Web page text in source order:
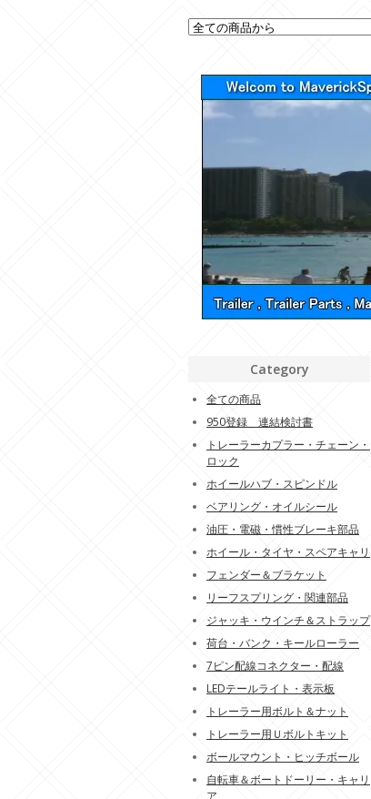
Category
全ての商品
950登録 連結検討書
トレーラーカプラー・チェーン・
ロック
ホイールハブ・スピンドル
ベアリング・オイルシール
油圧・電磁・慣性ブレーキ部品
ホイール・タイヤ・スペアキャリ
フェンダー＆ブラケット
リーフスプリング・関連部品
ジャッキ・ウインチ＆ストラップ
荷台・バンク・キールローラー
7ピン配線コネクター・配線
LEDテールライト・表示板
トレーラー用ボルト＆ナット
トレーラー用Ｕボルトキット
ボールマウント・ヒッチボール
自転車＆ボートドーリー・キャリ
ア